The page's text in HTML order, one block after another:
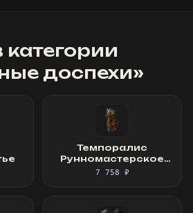
категории
доспехи»
Темпоралис
Рунномастерское
Шёлковое платье
7 758 ₽